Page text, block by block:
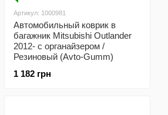
Артикул: 1000981
Автомобильный коврик в
багажник Mitsubishi Outlander
2012- с органайзером /
Резиновый (Avto-Gumm)
1 182 грн